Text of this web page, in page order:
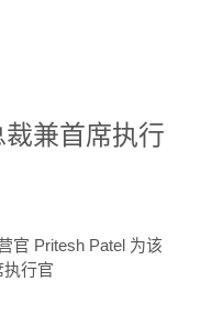
裁兼首席执行
官 Pritesh Patel 为该
行官